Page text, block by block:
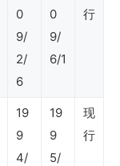
0
9/
2/
6
0
9/
6/1
行
19
9
4/
19
9
5/
现
行